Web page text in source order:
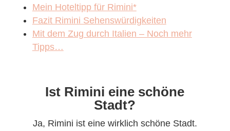
Mein Hoteltipp für Rimini*
Fazit Rimini Sehenswürdigkeiten
Mit dem Zug durch Italien – Noch mehr
Tipps…
Ist Rimini eine schöne
Stadt?
Ja, Rimini ist eine wirklich schöne Stadt.